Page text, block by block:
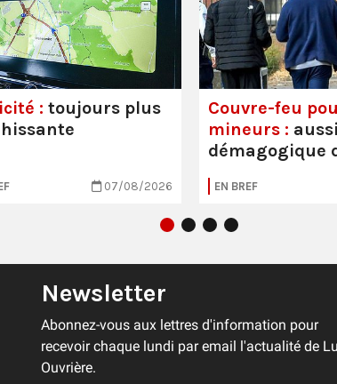
: toujours plus
07/08/2026
Couvre-feu
mineurs : aussi
démagogique
EN BREF
Newsletter
Abonnez-vous aux lettres d'information pour
recevoir chaque lundi par email l'actualité de
Ouvrière.